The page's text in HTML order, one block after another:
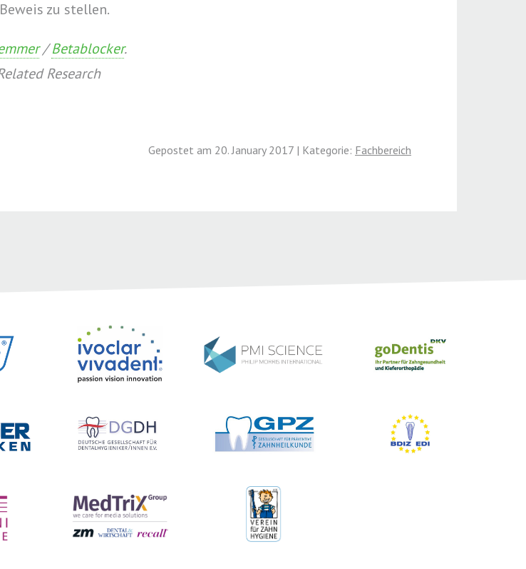
zu stellen.
/Betablocker.
Research
Gepostet am 20. January 2017 | Kategorie: Fachbereich